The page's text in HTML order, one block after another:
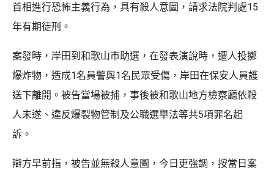
首相進行恐怖主義行為，具有殺人意圖，請求法院判處15
年有期徒刑。
案發時，岸田到和歌山市助選，在發表演說時，遭人投擲
爆炸物，造成1名員警與1名民眾受傷，岸田在保安人員護
送下離開。被告當場被捕，事後被和歌山地方檢察廳依殺
人未遂、違反爆裂物管制及公職選舉法等共5項罪名起
訴。
辯方早前指，被告並無殺人意圖，今日更強調，按當日案